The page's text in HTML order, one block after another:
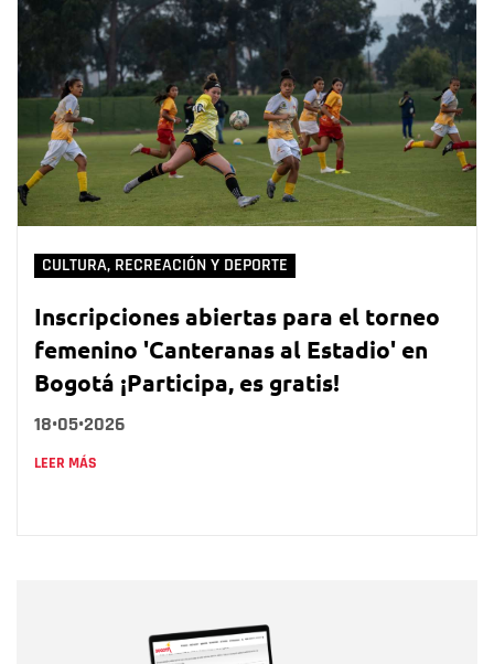
CULTURA, RECREACIÓN Y DEPORTE
Inscripciones abiertas para el torneo
femenino 'Canteranas al Estadio' en
Bogotá ¡Participa, es gratis!
18•05•2026
LEER MÁS